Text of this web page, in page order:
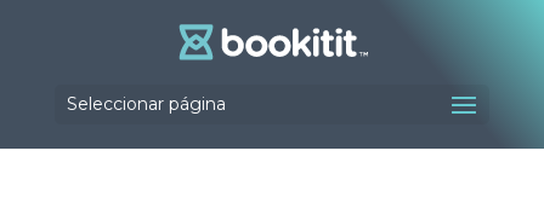
Seleccionar página